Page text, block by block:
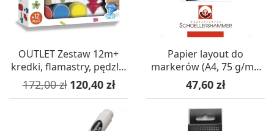
OUTLET Zestaw 12m+
kredki, flamastry, pędzle,
farby (uszkodzone
opakowanie)
Cena podstawowa
172,00 zł Cena
120,40 zł
Papier layout do
markerów (A4, 75 g/m²,
75 arkuszy) –
Schoellershammer
Cena
47,60 zł